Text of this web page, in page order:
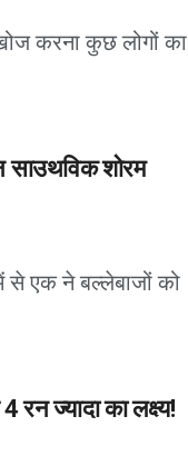
करना कुछ लोगों का
साउथविक शोरम
से एक ने बल्लेबाजों को
ज्यादा का लक्ष्य!